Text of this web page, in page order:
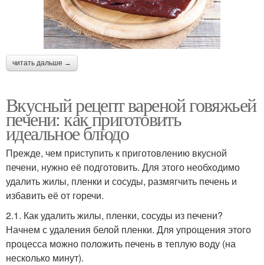
читать дальше →
Вкусный рецепт вареной говяжьей
печени: как приготовить
идеальное блюдо
Прежде, чем приступить к приготовлению вкусной
печени, нужно её подготовить. Для этого необходимо
удалить жилы, пленки и сосуды, размягчить печень и
избавить её от горечи.
2.1. Как удалить жилы, пленки, сосуды из печени?
Начнем с удаления белой пленки. Для упрощения этого
процесса можно положить печень в теплую воду (на
несколько минут).